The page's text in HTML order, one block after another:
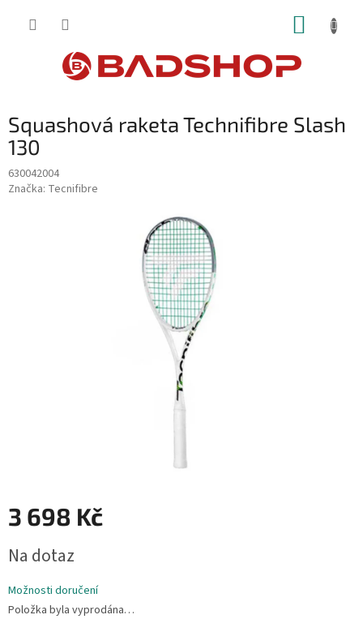
Squashová raketa Technifibre Slash
130
630042004
Značka: Tecnifibre
3 698 Kč
cena:
Na dotaz
Možnosti doručení
Položka byla vyprodána…